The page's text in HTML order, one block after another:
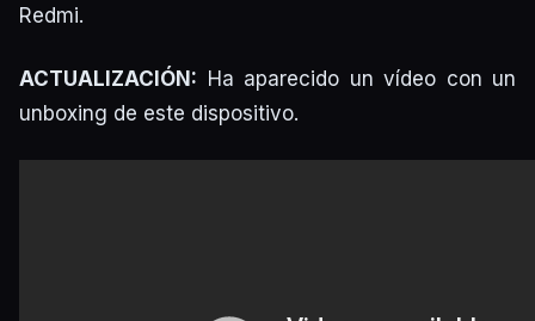
Redmi.
ACTUALIZACIÓN: Ha aparecido un vídeo con un
unboxing de este dispositivo.